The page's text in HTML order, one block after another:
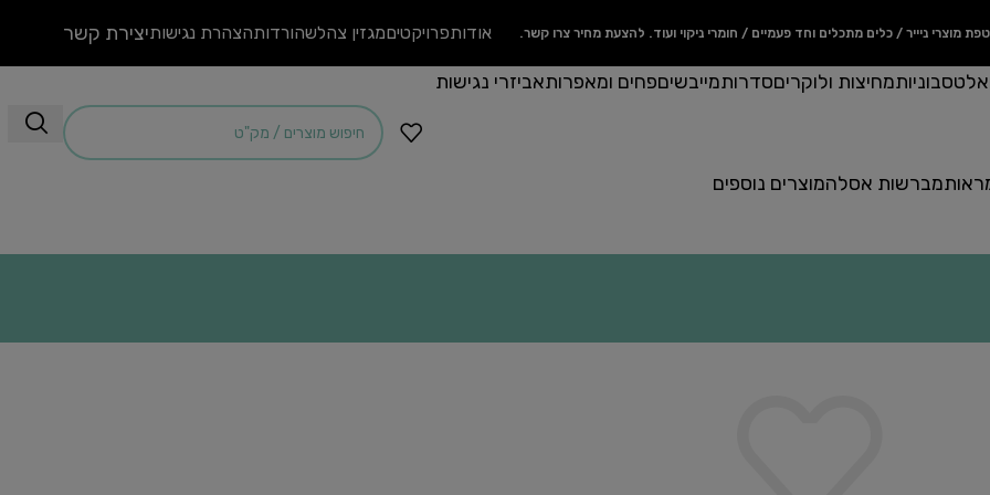
מוצרי ניייר / כלים מתכלים וחד פעמיים / חומרי ניקוי ועוד. להצעת מחיר צרו קשר. אודותפרויקטיםמגזין צהלשהורדותהצהרת נגישותיצירת קשר
סבוניותמחיצות ולוקריםסדרותמייבשיםפחים ומאפרותאביזרי נגישות
מברשות אסלהמוצרים נוספים